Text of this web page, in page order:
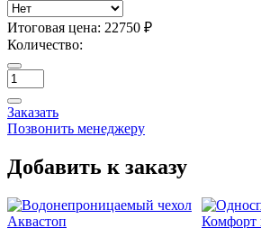
Итоговая цена: 22750 ₽
Количество:
Заказать
Позвонить менеджеру
Добавить к заказу